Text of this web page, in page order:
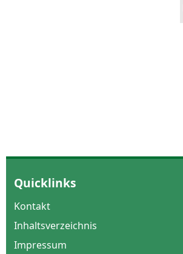
Quicklinks
Kontakt
Inhaltsverzeichnis
Impressum